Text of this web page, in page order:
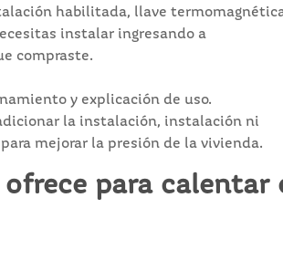
habilitada, llave
instalar ingresando a
compraste.
y explicación de uso.
la instalación, instalación ni
mejorar la presión de la vivienda.
para calentar